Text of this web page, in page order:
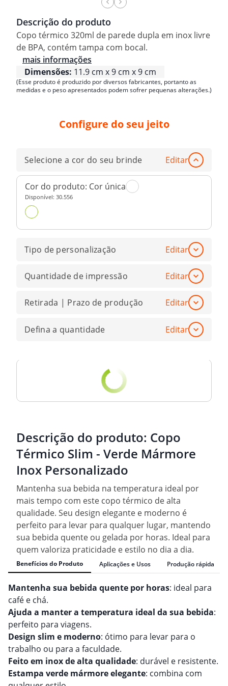
Descrição do produto
Copo térmico 320ml de parede dupla em inox livre
de BPA, contém tampa com bocal.
mais informações
Dimensões: 11.9 cm x 9 cm x 9 cm
(Esse produto é produzido por diversos fabricantes, portanto as
medidas e o peso apresentados podem sofrer pequenas alterações.)
Configure do seu jeito
Selecione a cor do seu brinde Editar
Cor do produto: Cor única
Disponível: 30.556
Tipo de personalização Editar
Quantidade de impressão Editar
Retirada | Prazo de produção Editar
Defina a quantidade Editar
Descrição do produto: Copo
Térmico Slim - Verde Mármore
Inox Personalizado
Mantenha sua bebida na temperatura ideal por
mais tempo com este copo térmico de alta
qualidade. Seu design elegante e moderno é
perfeito para levar para qualquer lugar, mantendo
sua bebida quente ou gelada por horas. Ideal para
quem valoriza praticidade e estilo no dia a dia.
Benefícios do Produto Aplicações e Usos Produção rápida
Mantenha sua bebida quente por horas: ideal para
café e chá.
Ajuda a manter a temperatura ideal da sua bebida:
perfeito para viagens.
Design slim e moderno: ótimo para levar para o
trabalho ou para a faculdade.
Feito em inox de alta qualidade: durável e resistente.
Estampa verde mármore elegante: combina com